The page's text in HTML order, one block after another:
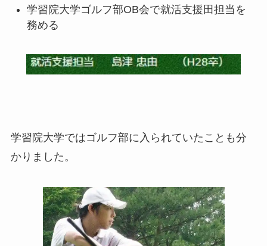
学習院大学ゴルフ部OB会で就活支援田担当を
務める
学習院大学ではゴルフ部に入られていたことも分
かりました。